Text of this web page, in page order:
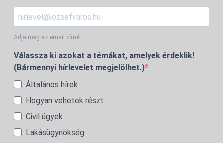
Adja meg az email címét!
Válassza ki azokat a témákat, amelyek érdeklik!
(Bármennyi hírlevelet megjelölhet.)
Általános hírek
Hogyan vehetek részt
Civil ügyek
Lakásügynökség